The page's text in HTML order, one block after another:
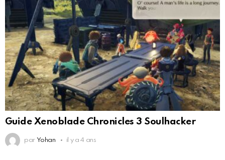
Guide Xenoblade Chronicles 3 Soulhacker
par Yohan il y a 4 ans